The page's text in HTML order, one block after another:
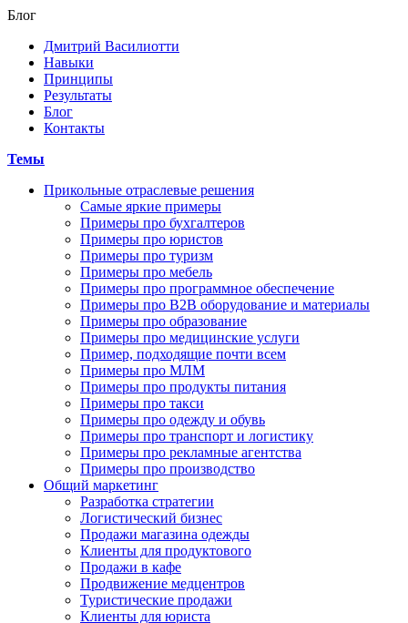
Блог
Дмитрий Василиотти
Навыки
Принципы
Результаты
Блог
Контакты
Темы
Прикольные отраслевые решения
Самые яркие примеры
Примеры про бухгалтеров
Примеры про юристов
Примеры про туризм
Примеры про мебель
Примеры про программное обеспечение
Примеры про В2В оборудование и материалы
Примеры про образование
Примеры про медицинские услуги
Пример, подходящие почти всем
Примеры про МЛМ
Примеры про продукты питания
Примеры про такси
Примеры про одежду и обувь
Примеры про транспорт и логистику
Примеры про рекламные агентства
Примеры про производство
Общий маркетинг
Разработка стратегии
Логистический бизнес
Продажи магазина одежды
Клиенты для продуктового
Продажи в кафе
Продвижение медцентров
Туристические продажи
Клиенты для юриста